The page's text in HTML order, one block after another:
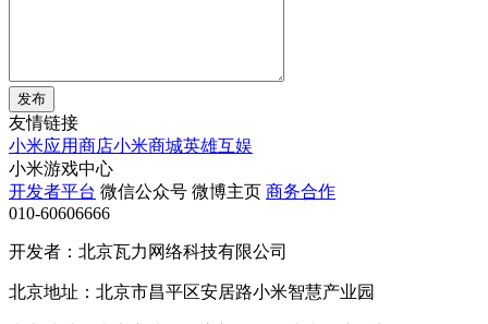
发布
友情链接
小米应用商店小米商城英雄互娱
小米游戏中心
开发者平台 微信公众号 微博主页 商务合作
010-60606666
开发者：北京瓦力网络科技有限公司
北京地址：北京市昌平区安居路小米智慧产业园